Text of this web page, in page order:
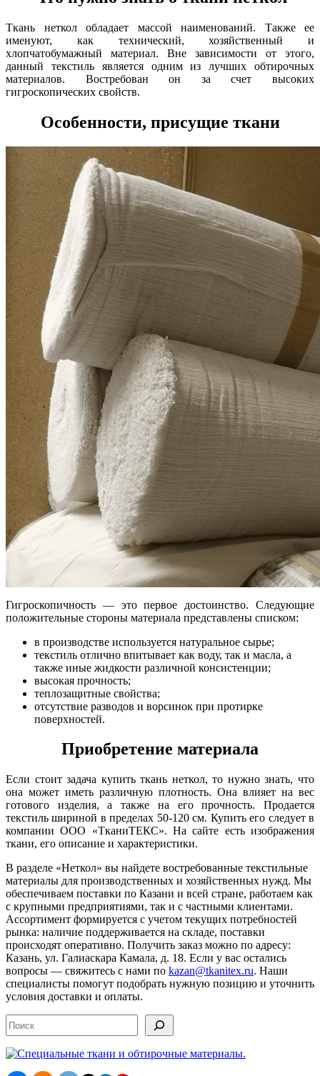
Ткань неткол обладает массой наименований. Также ее
именуют, как технический, хозяйственный и
хлопчатобумажный материал. Вне зависимости от этого,
данный текстиль является одним из лучших обтирочных
материалов. Востребован он за счет высоких
гигроскопических свойств.
Особенности, присущие ткани
Гигроскопичность — это первое достоинство. Следующие
положительные стороны материала представлены списком:
в производстве используется натуральное сырье;
текстиль отлично впитывает как воду, так и масла, а
также иные жидкости различной консистенции;
высокая прочность;
теплозащитные свойства;
отсутствие разводов и ворсинок при протирке
поверхностей.
Приобретение материала
Если стоит задача купить ткань неткол, то нужно знать, что
она может иметь различную плотность. Она влияет на вес
готового изделия, а также на его прочность. Продается
текстиль шириной в пределах 50-120 см. Купить его следует в
компании ООО «ТканиТЕКС». На сайте есть изображения
ткани, его описание и характеристики.
В разделе «Неткол» вы найдете востребованные текстильные
материалы для производственных и хозяйственных нужд. Мы
обеспечиваем поставки по Казани и всей стране, работаем как
с крупными предприятиями, так и с частными клиентами.
Ассортимент формируется с учетом текущих потребностей
рынка: наличие поддерживается на складе, поставки
происходят оперативно. Получить заказ можно по адресу:
Казань, ул. Галиаскара Камала, д. 18. Если у вас остались
вопросы — свяжитесь с нами по kazan@tkanitex.ru. Наши
специалисты помогут подобрать нужную позицию и уточнить
условия доставки и оплаты.
Поиск